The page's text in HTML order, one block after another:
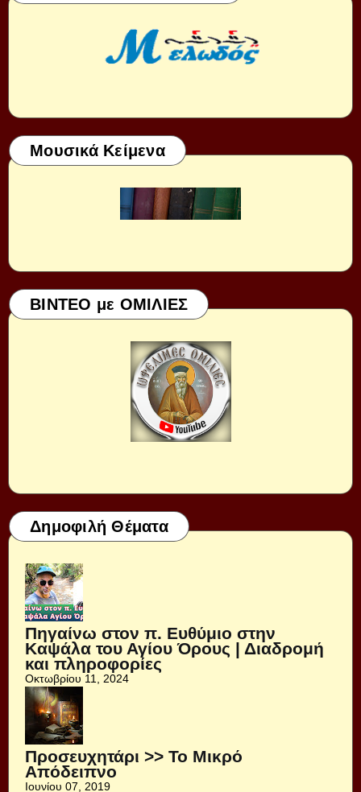
Μουσικά Κείμενα
ΒΙΝΤΕΟ με ΟΜΙΛΙΕΣ
Δημοφιλή Θέματα
Πηγαίνω στον π. Ευθύμιο στην
Καψάλα του Αγίου Όρους | Διαδρομή
και πληροφορίες
Οκτωβρίου 11, 2024
Προσευχητάρι >> Το Μικρό
Απόδειπνο
Ιουνίου 07, 2019